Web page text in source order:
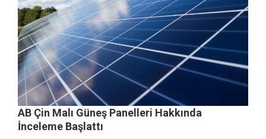
AB Çin Malı Güneş Panelleri Hakkında
İnceleme Başlattı